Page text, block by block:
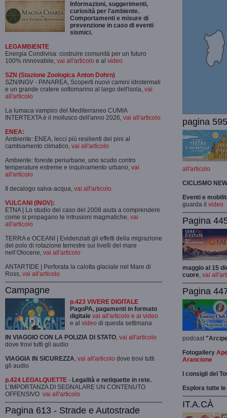
Informazioni, suggerimenti,
curiosità per l'ambiente.
Comportamenti e misure di
prevenzione in caso di eventi
sismici.
LEGAMBIENTE
Energia Condivisa: costruire comunità per un futuro
100% rinnovabile, vai all'articolo e al video
SZN (Stazione Zoologica Anton Dohrn)
SZN/INGV - PANAREA, Scoperti nuovi camini idrotermali
e un grande cratere sottomarino al largo dell'isola, vai
all'articolo
La lumaca vampiro del Mediterraneo CUMIA
INTERTEXTA è il mollusco dell'anno 2026, vai all'articolo
ENEA:
Ambiente: ENEA, lecci più resilienti dei pini al
cambiamento climatico, vai all'articolo
Ambiente: foreste periurbane, uno scudo contro
temperature estreme e inquinamento urbano, vai
all'articolo
Il decalogo salva-acqua, vai all'articolo
VULCANI (INGV):
ETNA | Lo studio del caso del 2008 aiuta a comprendere
come si propagano le intrusioni magmatiche, vai
all'articolo
TERRA e OCEANI | Evidenziati gli effetti della migrazione
del polo di rotazione terrestre sui livelli del mare
nell’Olocene, vai all'articolo
ANTARTIDE | Perforata la calotta glaciale nel Mare di
Ross, vai all'articolo
Campagne
p.423 VIVERE DIGITALE
PagoPA, pagamenti in formato
digitale vai all'articolo e ai video
e al video di questa settimana
IN VIAGGIO CON LA POLIZIA DI STATO, vai all'articolo
dove trovi tutti gli audio
VIAGGIA IN SICUREZZA, vai all'articolo dove trovi tutti
gli audio
p.424 LEGALQUETTE - Legalità e netiquette in rete.
L’IMPORTANZA DI SEGNALARE UN CONTENUTO
OFFENSIVO vai all'articolo
Pagina 613 - Strade e Autostrade
pagina
all'articolo
CICLISMO
Eventi e
guarda il video
Pagina
maggio al 15
cuore, vai
Pagina
podcast
Fotogallery
Arancione
I consigli del
Esplora tutte
IT.A.CÀ